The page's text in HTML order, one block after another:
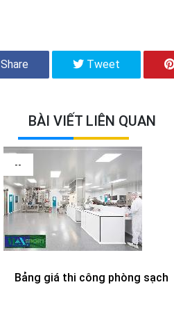
Share Tweet
BÀI VIẾT LIÊN QUAN
--
Bảng giá thi công phòng sạch